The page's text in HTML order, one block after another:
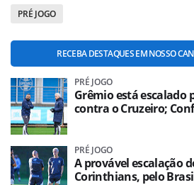
PRÉ JOGO
RECEBA DESTAQUES EM NOSSO
PRÉ JOGO
Grêmio está escalado
contra o Cruzeiro;
PRÉ JOGO
A provável escalação
Corinthians, pelo